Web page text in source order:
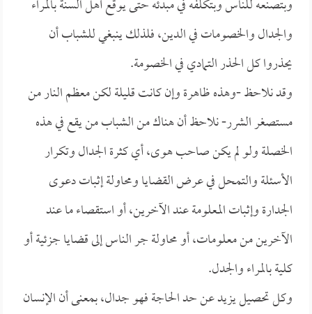
وبتصنعه للناس وبتكلفه في مبدئه حتى يوقع أهل السنة بالمراء
والجدال والخصومات في الدين، فلذلك ينبغي للشباب أن
يحذروا كل الحذر التمادي في الخصومة.
وقد نلاحظ -وهذه ظاهرة وإن كانت قليلة لكن معظم النار من
مستصغر الشرر- نلاحظ أن هناك من الشباب من يقع في هذه
الخصلة ولو لم يكن صاحب هوى، أي كثرة الجدال وتكرار
الأسئلة والتمحل في عرض القضايا ومحاولة إثبات دعوى
الجدارة وإثبات المعلومة عند الآخرين، أو استقصاء ما عند
الآخرين من معلومات، أو محاولة جر الناس إلى قضايا جزئية أو
كلية بالمراء والجدل.
وكل تحصيل يزيد عن حد الحاجة فهو جدال، بمعنى أن الإنسان